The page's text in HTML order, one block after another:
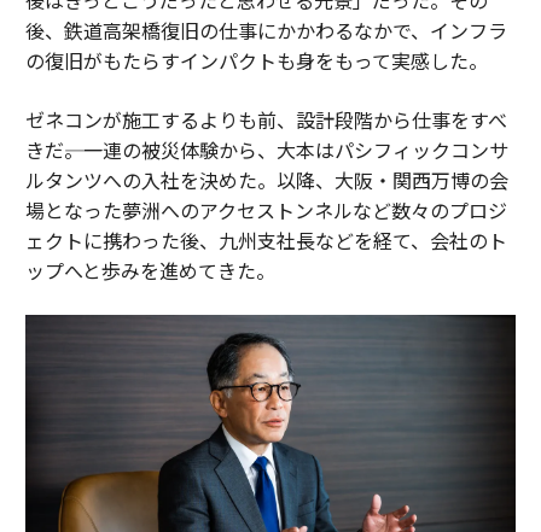
後、鉄道高架橋復旧の仕事にかかわるなかで、インフラ
の復旧がもたらすインパクトも身をもって実感した。
ゼネコンが施工するよりも前、設計段階から仕事をすべ
きだ――。一連の被災体験から、大本はパシフィックコンサ
ルタンツへの入社を決めた。以降、大阪・関西万博の会
場となった夢洲へのアクセストンネルなど数々のプロジ
ェクトに携わった後、九州支社長などを経て、会社のト
ップへと歩みを進めてきた。